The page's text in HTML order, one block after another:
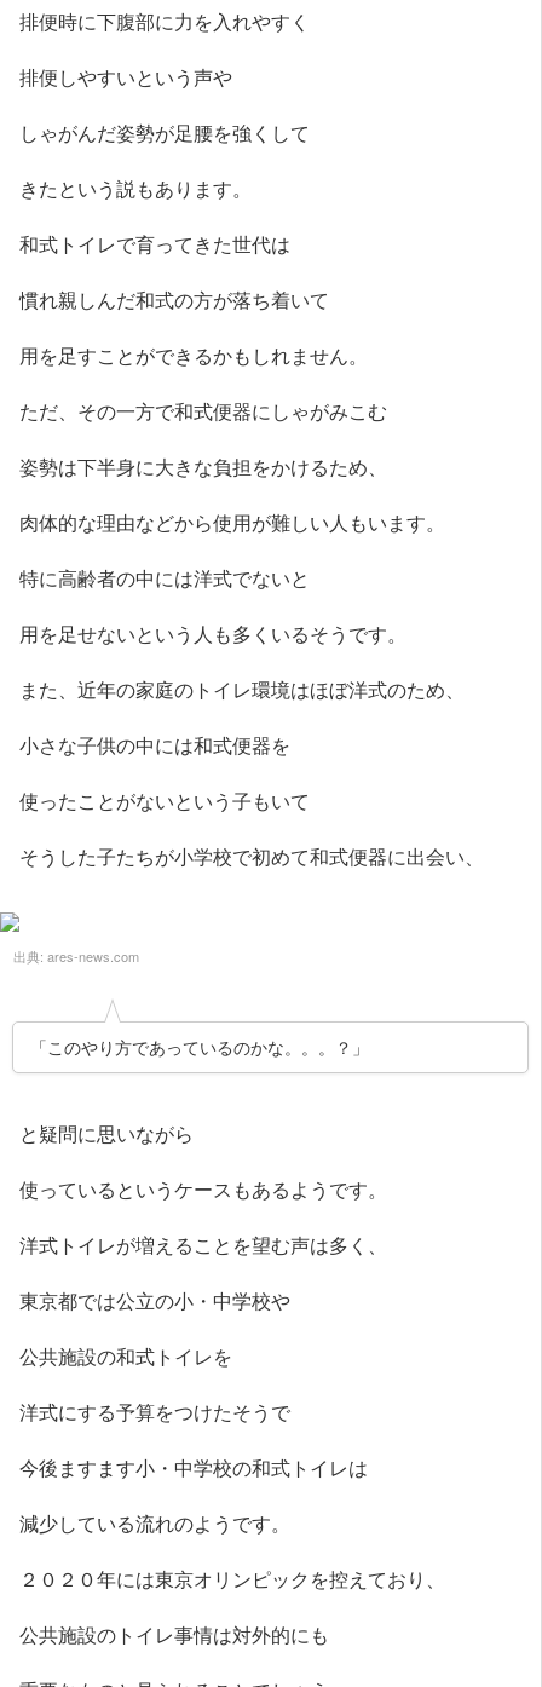
排便時に下腹部に力を入れやすく
排便しやすいという声や
しゃがんだ姿勢が足腰を強くして
きたという説もあります。
和式トイレで育ってきた世代は
慣れ親しんだ和式の方が落ち着いて
用を足すことができるかもしれません。
ただ、その一方で和式便器にしゃがみこむ
姿勢は下半身に大きな負担をかけるため、
肉体的な理由などから使用が難しい人もいます。
特に高齢者の中には洋式でないと
用を足せないという人も多くいるそうです。
また、近年の家庭のトイレ環境はほぼ洋式のため、
小さな子供の中には和式便器を
使ったことがないという子もいて
そうした子たちが小学校で初めて和式便器に出会い、
出典: ares-news.com
「このやり方であっているのかな。。。？」
と疑問に思いながら
使っているというケースもあるようです。
洋式トイレが増えることを望む声は多く、
東京都では公立の小・中学校や
公共施設の和式トイレを
洋式にする予算をつけたそうで
今後ますます小・中学校の和式トイレは
減少している流れのようです。
２０２０年には東京オリンピックを控えており、
公共施設のトイレ事情は対外的にも